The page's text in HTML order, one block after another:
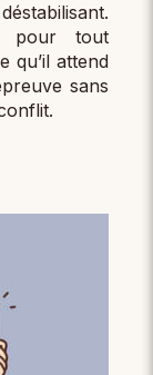
pour tout
qu’il attend
sans